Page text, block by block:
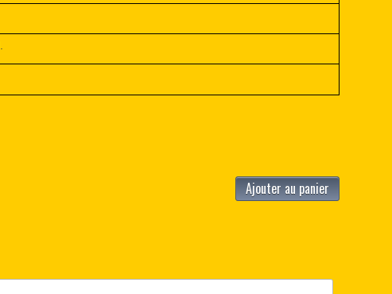
Ajouter au panier